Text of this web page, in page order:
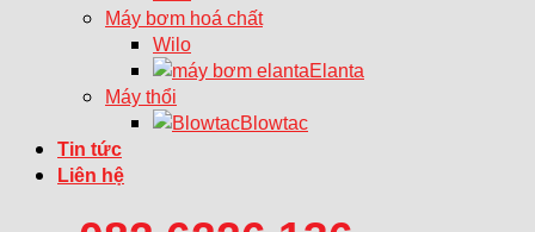
Máy bơm hoá chất
Wilo
Elanta
Máy thổi
Blowtac
Tin tức
Liên hệ